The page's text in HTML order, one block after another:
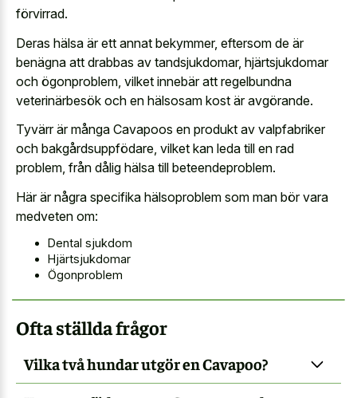
förvirrad.
Deras hälsa är ett annat bekymmer, eftersom de är
benägna att drabbas av tandsjukdomar, hjärtsjukdomar
och ögonproblem, vilket innebär att regelbundna
veterinärbesök och en hälsosam kost är avgörande.
Tyvärr är många Cavapoos en produkt av valpfabriker
och bakgårdsuppfödare, vilket kan leda till en rad
problem, från dålig hälsa till beteendeproblem.
Här är några specifika hälsoproblem som man bör vara
medveten om:
Dental sjukdom
Hjärtsjukdomar
Ögonproblem
Ofta ställda frågor
Vilka två hundar utgör en Cavapoo?